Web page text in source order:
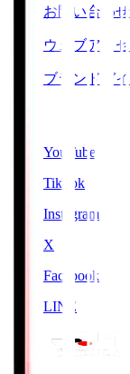
お問い合わせ
ウェブアク
ブランドガ
YouTube
TikTok
Instagram
X
Facebook
LINE